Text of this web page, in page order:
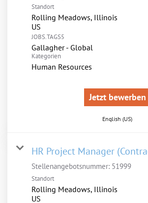
Standort
Rolling Meadows, Illinois
JOBS.TAGS5
Gallagher - Global
Kategorien
Human Resources
Jetzt bewerben
English (US)
HR Project Manager
Stellenangebotsnummer: 51999
Standort
Rolling Meadows, Illinois